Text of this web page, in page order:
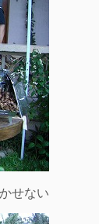
せない